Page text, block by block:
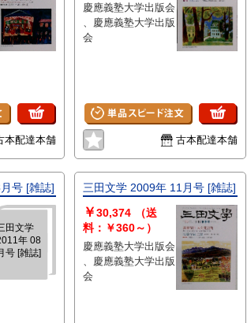
本配達本舗
慶應義塾大学出版会
、慶應義塾大学出版
会
古本配達本舗
号 [雑誌]
田文学
年 08
号 [雑誌]
三田文学 2009年 11月号 [雑誌]
￥30,374
（送
料：￥360～）
慶應義塾大学出版会
、慶應義塾大学出版
会